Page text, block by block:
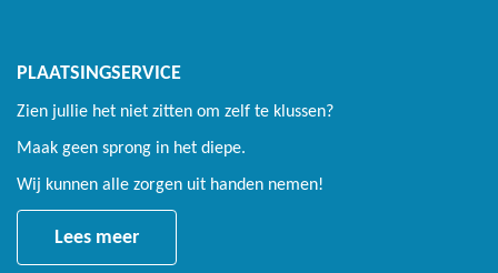
PLAATSINGSERVICE
Zien jullie het niet zitten om zelf te klussen?
Maak geen sprong in het diepe.
Wij kunnen alle zorgen uit handen nemen!
Lees meer